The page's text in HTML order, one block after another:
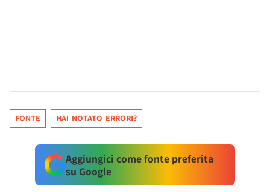
FONTE HAI NOTATO ERRORI?
Aggiungici come fonte preferita
su Google